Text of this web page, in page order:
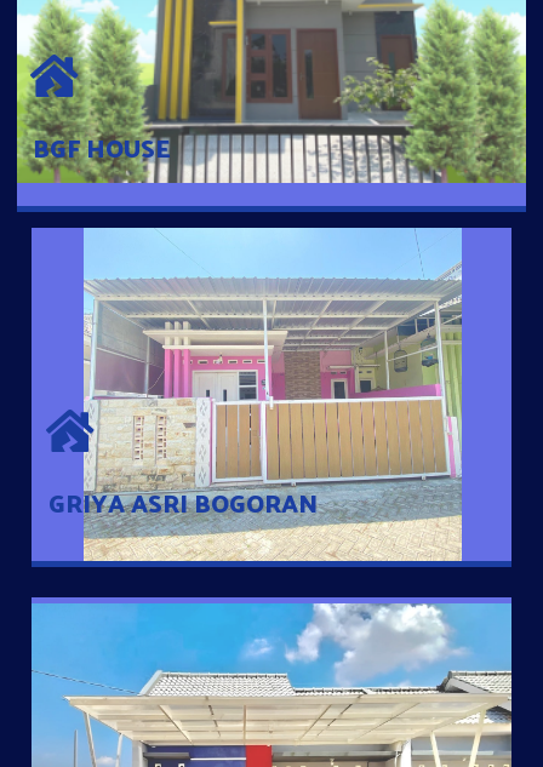
BGF HOUSE
BGF HOUSE
Hunian Mewah Pusat Kota dengan fasilitas Free Desain, Dapur,
Parkir Mobil dengan 3 Kamar Tidur dan 2 Kamar Mandi.
GRIYA ASRI BOGORAN
GRIYA ASRI BOGORAN
Desain Modern Minimalis dengan Konsep Rumah Pintar
Sehingga Memudahkan Penghuni mengakses rumahnya
dengan Ponsel
SURYA MADANI SATU